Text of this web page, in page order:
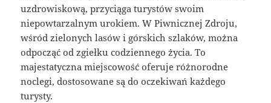
uzdrowiskową, przyciąga turystów swoim
niepowtarzalnym urokiem. W Piwnicznej Zdroju,
wśród zielonych lasów i górskich szlaków, można
odpocząć od zgiełku codziennego życia. To
majestatyczna miejscowość oferuje różnorodne
noclegi, dostosowane są do oczekiwań każdego
turysty.